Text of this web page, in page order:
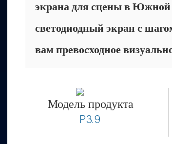
экрана для сцены в
светодиодный экран с
вам превосходное
Модель продукта
P3.9